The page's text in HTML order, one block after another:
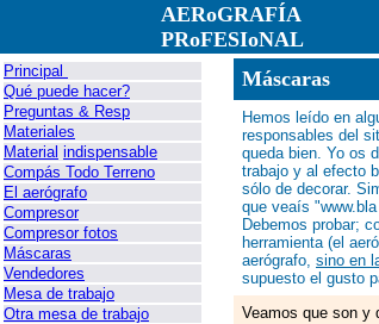
AERoGRAFÍA
PRoFESIoNAL
Principal
Qué puede hacer?
Preguntas & Resp
Materiales
Material indispensable
Compás Todo Terreno
El aerógrafo
Compresor
Compresor fotos
Máscaras
Vendedores
Mesa de trabajo
Otra mesa de trabajo
Máscaras
Hemos leído en
responsables del
queda bien. Yo os
trabajo y al efecto
sólo de decorar.
que veaís
Debemos probar;
herramienta (el
aerógrafo, sino en
supuesto el gusto
Veamos que son y